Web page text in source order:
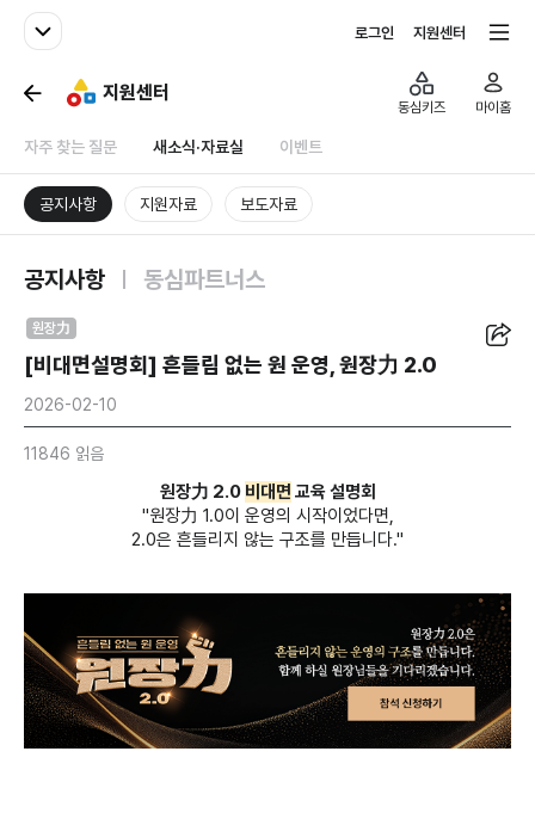
패밀리사이트
로그인 지원센터
지원센터
자주 찾는 질문 새소식·자료실 이벤트
동심키즈 마이홈
공지사항 지원자료 보도자료
공지사항 동심파트너스
원장力
[비대면설명회] 흔들림 없는 원 운영, 원장力 2.0
2026-02-10
11846 읽음
원장力 2.0 비대면 교육 설명회
"원장力 1.0이 운영의 시작이었다면,
2.0은 흔들리지 않는 구조를 만듭니다."